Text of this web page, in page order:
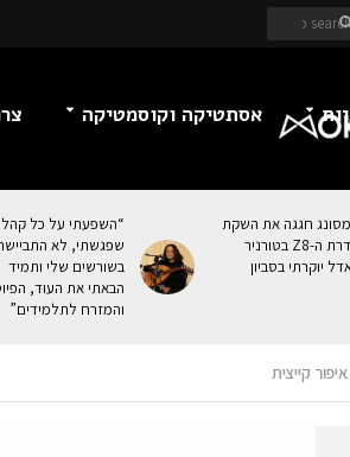
אסתטיקה וקוסמטיקה
חגגה את השקת
סדרת ה-Z8 בטורניר
יוקרתי בסביון
“השפעתי על כל קהל
שפגשתי, לא
בשורשים שלי ותמיד
הבאתי את העוּד,
והמזרח לתלמידים”
קייצית